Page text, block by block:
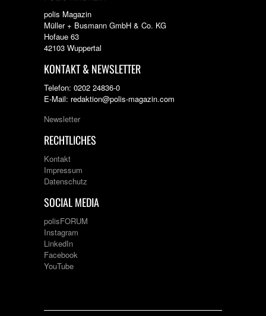
polis Magazin
Müller + Busmann GmbH & Co. KG
Hofaue 63
42103 Wuppertal
KONTAKT & NEWSLETTER
Telefon: 0202 24836-0
E-Mail: redaktion@polis-magazin.com
Newsletter
RECHTLICHES
Kontakt
Impressum
Datenschutz
SOCIAL MEDIA
polisFORUM
Instagram
LinkedIn
Facebook
YouTube